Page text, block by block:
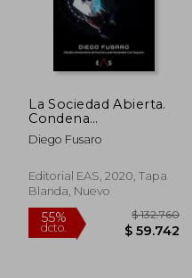
La Sociedad Abierta.
Condena
Turbomundialista
Contra los Pueblos
Diego Fusaro
Editorial EAS, 2020, Tapa
Blanda, Nuevo